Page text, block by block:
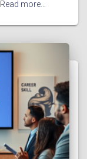
Read more…